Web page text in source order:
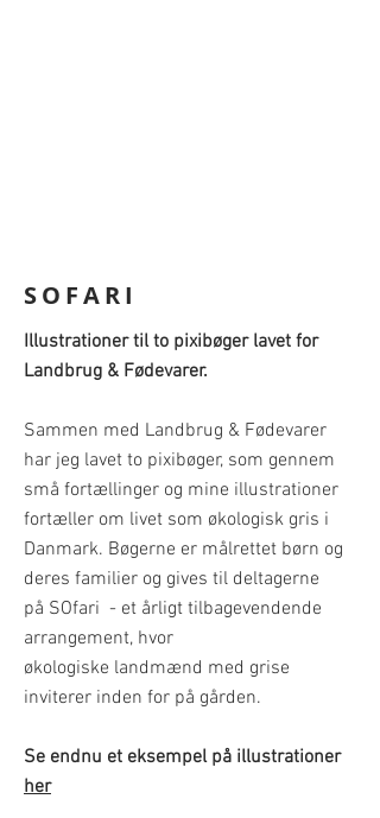
SOFARI
Illustrationer til to pixibøger lavet for
Landbrug & Fødevarer.
Sammen med Landbrug & Fødevarer
har jeg lavet to pixibøger, som gennem
små fortællinger og mine illustrationer
fortæller om livet som økologisk gris i
Danmark. Bøgerne er målrettet børn og
deres familier og gives til deltagerne
på SOfari - et årligt tilbagevendende
arrangement, hvor
økologiske landmænd med grise
inviterer inden for på gården.
Se endnu et eksempel på illustrationer
her